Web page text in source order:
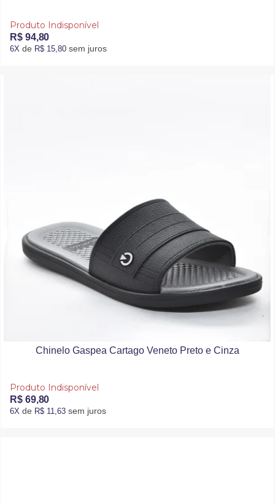
Produto Indisponível
R$ 94,80
6X de R$ 15,80 sem juros
Chinelo Gaspea Cartago Veneto Preto e Cinza
Produto Indisponível
R$ 69,80
6X de R$ 11,63 sem juros